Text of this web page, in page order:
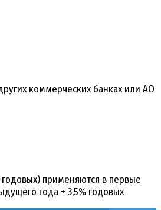
коммерческих банках или АО
годовых) применяются в первые
года + 3,5% годовых